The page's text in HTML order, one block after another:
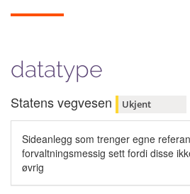
datatype
Statens vegvesen Ukjent
Sideanlegg som trenger egne
forvaltningsmessig sett fordi disse
øvrig